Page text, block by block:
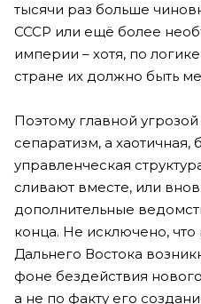
тысячи раз больше
СССР или ещё более
империи – хотя, по
стране их должно быть
Поэтому главной
сепаратизм, а хаотичная,
управленческая
сливают вместе, или
дополнительные
конца. Не исключено,
Дальнего Востока
фоне бездействия
а не по факту его